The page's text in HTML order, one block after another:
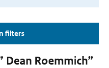
filters
Dean Roemmich”